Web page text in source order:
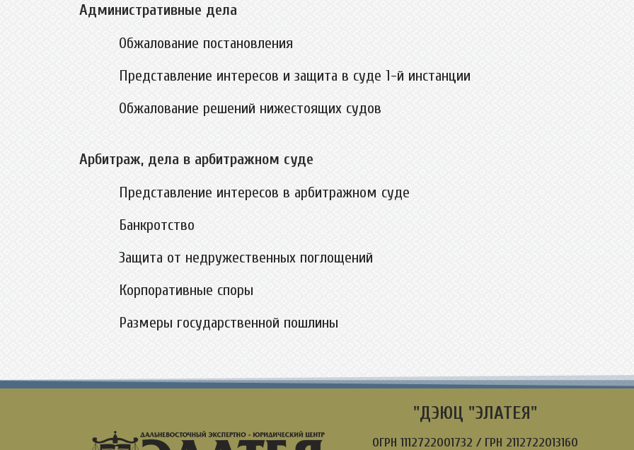
Административные дела
Обжалование постановления
Представление интересов и защита в суде 1-й инстанции
Обжалование решений нижестоящих судов
Арбитраж, дела в арбитражном суде
Представление интересов в арбитражном суде
Банкротство
Защита от недружественных поглощений
Корпоративные споры
Размеры государственной пошлины
"ДЭЮЦ "ЭЛАТЕЯ"
ОГРН 1112722001732 / ГРН 2112722013160